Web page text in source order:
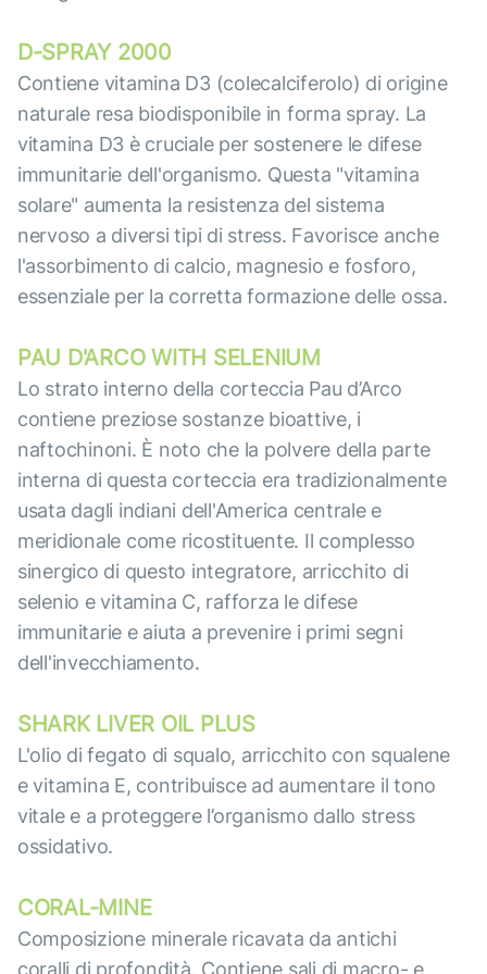
D-SPRAY 2000
Contiene vitamina D3 (colecalciferolo) di origine
naturale resa biodisponibile in forma spray. La
vitamina D3 è cruciale per sostenere le difese
immunitarie dell'organismo. Questa "vitamina
solare" aumenta la resistenza del sistema
nervoso a diversi tipi di stress. Favorisce anche
l'assorbimento di calcio, magnesio e fosforo,
essenziale per la corretta formazione delle ossa.
PAU D'ARCO WITH SELENIUM
Lo strato interno della corteccia Pau d’Arco
contiene preziose sostanze bioattive, i
naftochinoni. È noto che la polvere della parte
interna di questa corteccia era tradizionalmente
usata dagli indiani dell'America centrale e
meridionale come ricostituente. Il complesso
sinergico di questo integratore, arricchito di
selenio e vitamina C, rafforza le difese
immunitarie e aiuta a prevenire i primi segni
dell'invecchiamento.
SHARK LIVER OIL PLUS
L'olio di fegato di squalo, arricchito con squalene
e vitamina E, contribuisce ad aumentare il tono
vitale e a proteggere l’organismo dallo stress
ossidativo.
CORAL-MINE
Composizione minerale ricavata da antichi
coralli di profondità. Contiene sali di macro- e